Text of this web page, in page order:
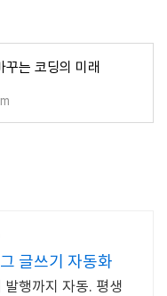
꾸는 코딩의 미래
글쓰기 자동화
행까지 자동. 평생